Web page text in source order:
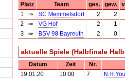
Platz
Team ges. gew.
1
⇒ SC Memmelsdorf 2
2
2
⇒ VG Hof 2
1
3
⇒ BSV 98 Bayreuth 2 0
aktuelle Spiele (Halbfinale
Datum Zeit
Nr.
19.01.20
10:00 7